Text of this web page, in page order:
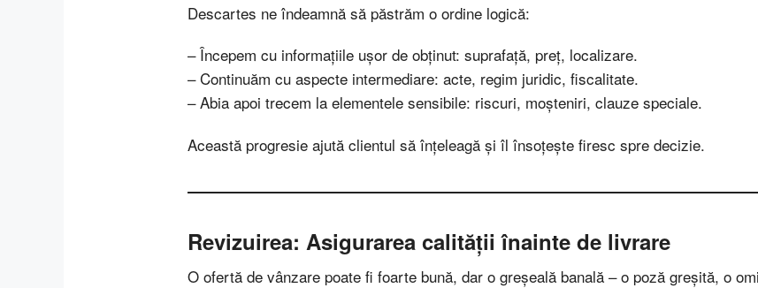
Descartes ne îndeamnă să păstrăm o ordine logică:
– Începem cu informațiile ușor de obținut: suprafață, preț, localizare.
– Continuăm cu aspecte intermediare: acte, regim juridic, fiscalitate.
– Abia apoi trecem la elementele sensibile: riscuri, moșteniri, clauze speciale.
Această progresie ajută clientul să înțeleagă și îl însoțește firesc spre decizie.
Revizuirea: Asigurarea calității înainte de livrare
O ofertă de vânzare poate fi foarte bună, dar o greșeală banală – o poză greșită, o